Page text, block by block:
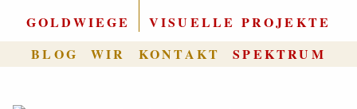
GOLDWIEGE
VISUELLE PROJEKTE
BLOG
WIR KONTAKT SPEKTRUM